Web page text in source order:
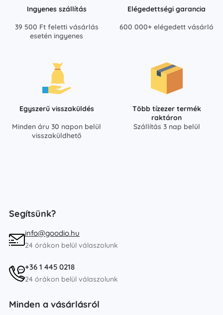
Ingyenes szállítás
39 500 Ft feletti vásárlás
esetén ingyenes
Elégedettségi garancia
600 000+ elégedett vásárló
Egyszerű visszaküldés
Minden áru 30 napon belül
visszaküldhető
Több tízezer termék
raktáron
Szállítás 3 nap belül
Segítsünk?
info@goodio.hu
24 órákon belül válaszolunk
+36 1 445 0218
24 órákon belül válaszolunk
Minden a vásárlásról